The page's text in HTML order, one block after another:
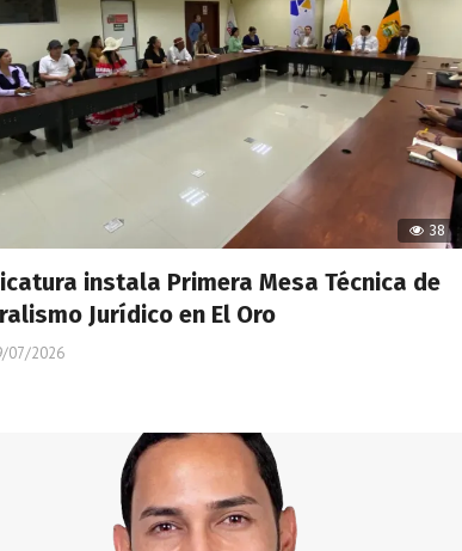
38
instala Primera Mesa Técnica de
Jurídico en El Oro
07/2026